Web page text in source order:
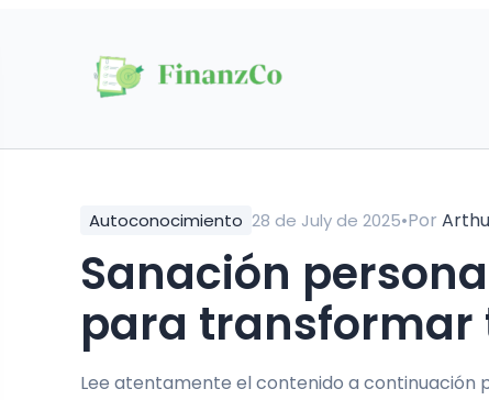
Autoconocimiento 28 de July de 2025•Por
Sanación personal desde el amor: guía
para transformar
Lee atentamente el contenido a continuación